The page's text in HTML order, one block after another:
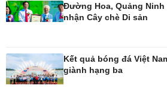
Công nghệ
Chuyển đổi số
Sức
Nhi
Đường Hoa, Quảng
nhận Cây chè Di sản
Kết quả bóng đá Việt
giành hạng ba